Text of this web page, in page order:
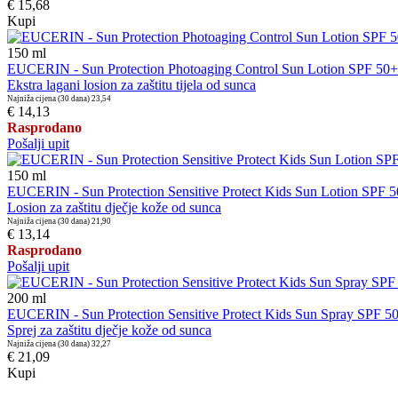
€ 15,68
Kupi
150 ml
EUCERIN - Sun Protection Photoaging Control Sun Lotion SPF 50+
Ekstra lagani losion za zaštitu tijela od sunca
Najniža cijena (30 dana) 23,54
€ 14,13
Rasprodano
Pošalji upit
150 ml
EUCERIN - Sun Protection Sensitive Protect Kids Sun Lotion SPF
Losion za zaštitu dječje kože od sunca
Najniža cijena (30 dana) 21,90
€ 13,14
Rasprodano
Pošalji upit
200 ml
EUCERIN - Sun Protection Sensitive Protect Kids Sun Spray SPF
Sprej za zaštitu dječje kože od sunca
Najniža cijena (30 dana) 32,27
€ 21,09
Kupi